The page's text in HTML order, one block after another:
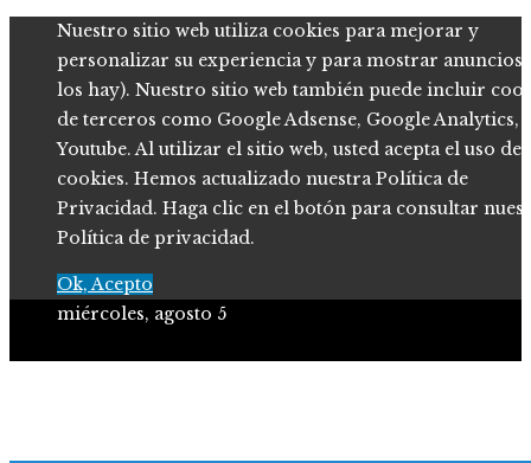
Nuestro sitio web utiliza cookies para mejorar y
personalizar su experiencia y para mostrar anuncios
los hay). Nuestro sitio web también puede incluir
de terceros como Google Adsense, Google Analytics,
Youtube. Al utilizar el sitio web, usted acepta el uso de
cookies. Hemos actualizado nuestra Política de
Privacidad. Haga clic en el botón para consultar
Política de privacidad.
Ok, Acepto
miércoles, agosto 5